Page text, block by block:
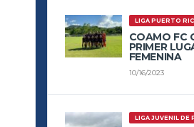
LIGA PUERTO
COAMO FC
PRIMER
FEMENINA
10/16/2023
LIGA JUVENIL DE